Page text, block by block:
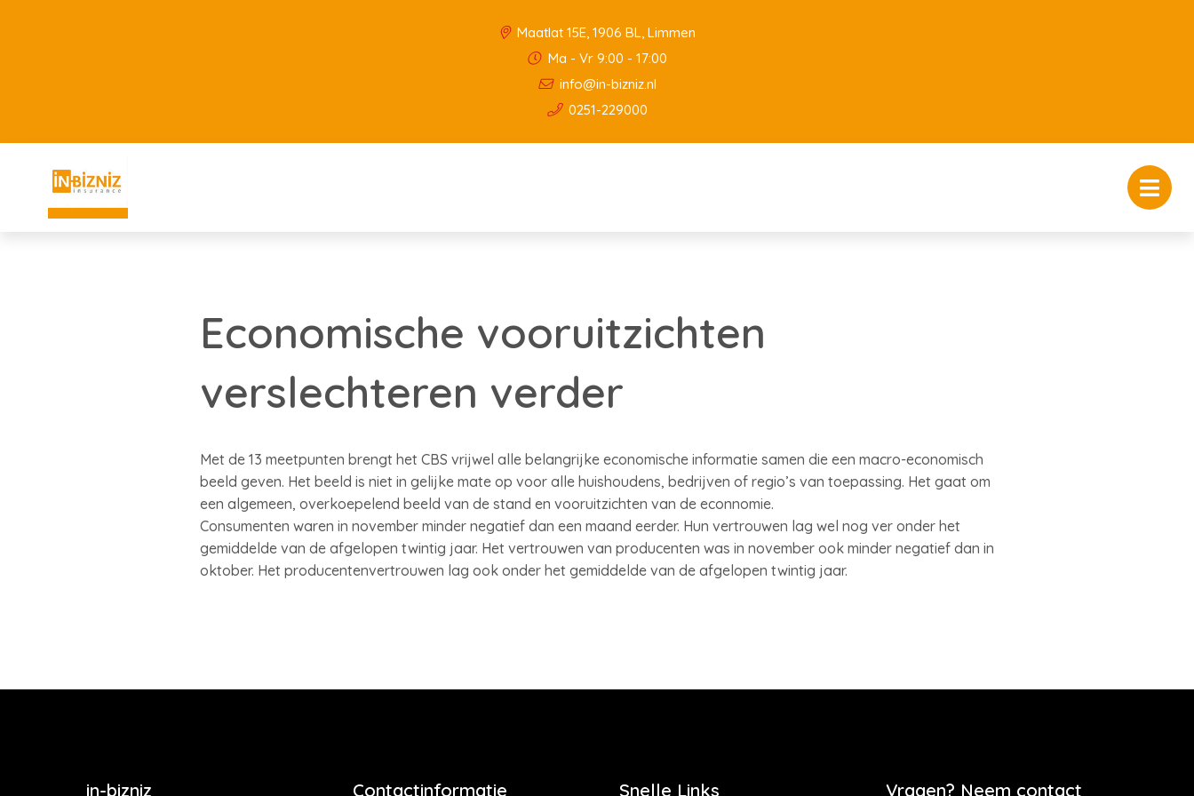
Maatlat 15E, 1906 BL, Limmen
Ma - Vr 9:00 - 17:00
info@in-bizniz.nl
0251-229000
Economische vooruitzichten
verslechteren verder
Met de 13 meetpunten brengt het CBS vrijwel alle belangrijke economische informatie samen die een macro-economisch
beeld geven. Het beeld is niet in gelijke mate op voor alle huishoudens, bedrijven of regio’s van toepassing. Het gaat om
een algemeen, overkoepelend beeld van de stand en vooruitzichten van de econnomie.
Consumenten waren in november minder negatief dan een maand eerder. Hun vertrouwen lag wel nog ver onder het
gemiddelde van de afgelopen twintig jaar. Het vertrouwen van producenten was in november ook minder negatief dan in
oktober. Het producentenvertrouwen lag ook onder het gemiddelde van de afgelopen twintig jaar.
in-bizniz Contactinformatie Snelle Links Vragen? Neem contact